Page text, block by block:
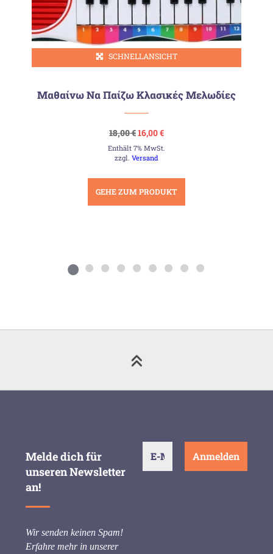
SCHNELLANSICHT
Μαθαίνω Να Παίζω Κλασικές Μελωδίες
18,00€Ursprünglicher
Preis
war:
18,00 €
16,00€Aktueller
ist:
Enthält 7% MwSt.
zzgl.Versand
GEHE ZUM PRODUKT
Melde dich für
unseren Newsletter
an!
Wir senden keinen Spam!
Erfahre mehr in unserer